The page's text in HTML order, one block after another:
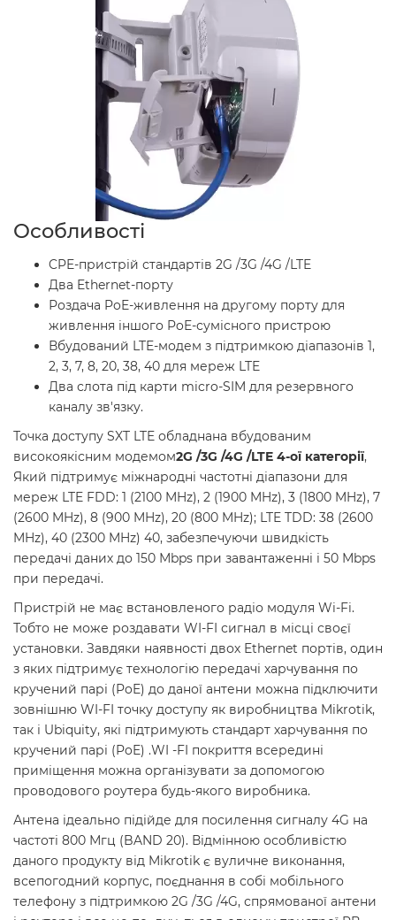
Особливості
CPE-пристрій стандартів 2G /3G /4G /LTE
Два Ethernet-порту
Роздача PoE-живлення на другому порту для
живлення іншого PoE-сумісного пристрою
Вбудований LTE-модем з підтримкою діапазонів 1,
2, 3, 7, 8, 20, 38, 40 для мереж LTE
Два слота під карти micro-SIM для резервного
каналу зв'язку.
Точка доступу SXT LTE обладнана вбудованим
високоякісним модемом2G /3G /4G /LTE 4-ої категорії,
Який підтримує міжнародні частотні діапазони для
мереж LTE FDD: 1 (2100 MHz), 2 (1900 MHz), 3 (1800 MHz), 7
(2600 MHz), 8 (900 MHz), 20 (800 MHz); LTE TDD: 38 (2600
MHz), 40 (2300 MHz) 40, забезпечуючи швидкість
передачі даних до 150 Мbps при завантаженні і 50 Мbps
при передачі.
Пристрій не має встановленого радіо модуля Wi-Fi.
Тобто не може роздавати WI-FI сигнал в місці своєї
установки. Завдяки наявності двох Ethernet портів, один
з яких підтримує технологію передачі харчування по
кручений парі (PoE) до даної антени можна підключити
зовнішню WI-FI точку доступу як виробництва Mikrotik,
так і Ubiquity, які підтримують стандарт харчування по
кручений парі (PoE) .WI -FI покриття всередині
приміщення можна організувати за допомогою
проводового роутера будь-якого виробника.
Антена ідеально підійде для посилення сигналу 4G на
частоті 800 Мгц (BAND 20). Відмінною особливістю
даного продукту від Mikrotik є вуличне виконання,
всепогодний корпус, поєднання в собі мобільного
телефону з підтримкою 2G /3G /4G, спрямованої антени